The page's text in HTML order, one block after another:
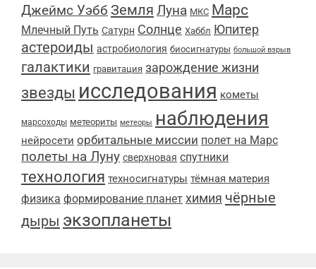
Джеймс Уэбб Земля Луна МКС Марс
Млечный Путь Сатурн Солнце Хаббл Юпитер
астероиды астробиология биосигнатуры большой взрыв
галактики гравитация зарождение жизни
звезды исследования кометы
марсоходы метеориты метеоры наблюдения
нейросети орбитальные миссии полет на Марс
полеты на Луну сверхновая спутники
технология техносигнатуры тёмная материя
физика формирование планет химия чёрные
дыры экзопланеты